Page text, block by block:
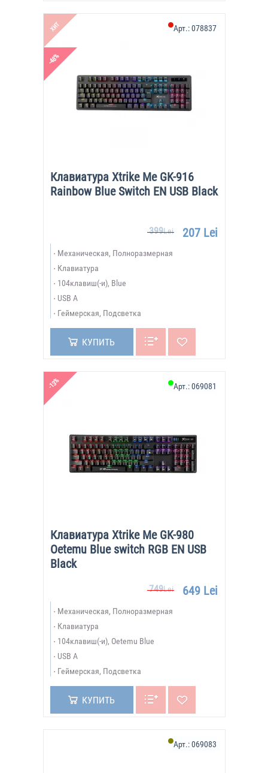
ХИТ
-48%
Клавиатура Xtrike Me GK-916
Rainbow Blue Switch EN USB Black
Арт.:078837
399Lei 207 Lei
Механическая, Полноразмерная
Клавиатура
104клавиш(-и), Blue
USB A
Геймерская, Подсветка
КУПИТЬ
-13%
Клавиатура Xtrike Me GK-980
Oetemu Blue switch RGB EN USB
Black
Арт.:069081
749Lei 649 Lei
Механическая, Полноразмерная
Клавиатура
104клавиш(-и), Oetemu Blue
USB A
Геймерская, Подсветка
КУПИТЬ
Арт.:069083